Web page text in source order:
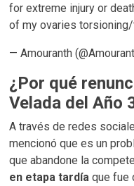
for extreme injury or
of my ovaries
— Amouranth
¿Por qué
Velada del Año
A través de redes
mencionó que es un
que abandone la
en etapa tardía que fue